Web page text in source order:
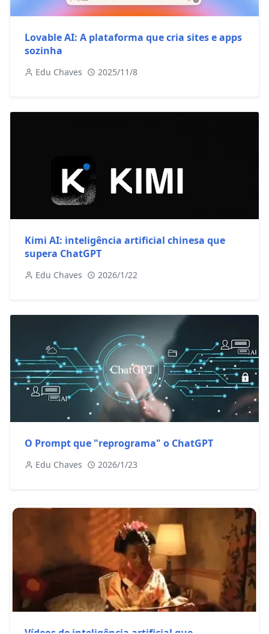
Lovable AI: A plataforma que cria sites e apps
sozinha
Edu Chaves 2025/11/8
Kimi AI: inteligência artificial chinesa que
supera ChatGPT
Edu Chaves 2026/1/22
O Prompt que "reprograma" o ChatGPT
Edu Chaves 2026/1/23